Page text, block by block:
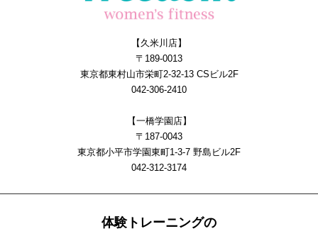
【久米川店】
〒189-0013
東京都東村山市栄町2-32-13 CSビル2F
042-306-2410
【一橋学園店】
〒187-0043
東京都小平市学園東町1-3-7 野島ビル2F
042-312-3174
体験トレーニングの